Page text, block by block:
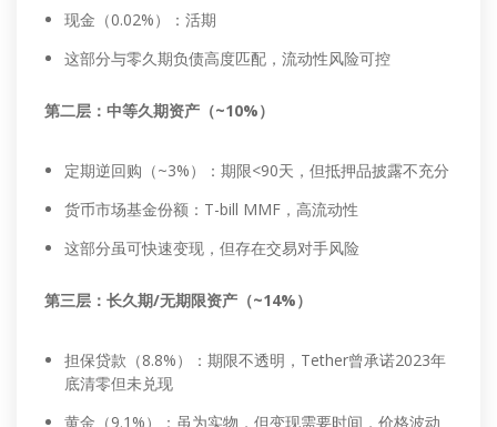
现金（0.02%）：活期
这部分与零久期负债高度匹配，流动性风险可控
第二层：中等久期资产（~10%）
定期逆回购（~3%）：期限<90天，但抵押品披露不充分
货币市场基金份额：T-bill MMF，高流动性
这部分虽可快速变现，但存在交易对手风险
第三层：长久期/无期限资产（~14%）
担保贷款（8.8%）：期限不透明，Tether曾承诺2023年
底清零但未兑现
黄金（9.1%）：虽为实物，但变现需要时间，价格波动